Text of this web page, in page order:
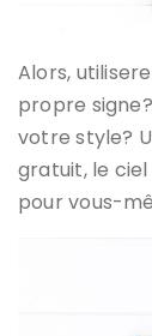
Alors,
propre
votre style?
gratuit, le
pour vous-